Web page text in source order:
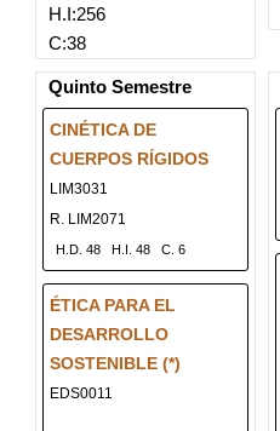
H.I:256
C:38
Quinto Semestre
CINÉTICA DE
CUERPOS RÍGIDOS
LIM3031
R. LIM2071
H.D. 48 H.I. 48 C. 6
ÉTICA PARA EL
DESARROLLO
SOSTENIBLE (*)
EDS0011